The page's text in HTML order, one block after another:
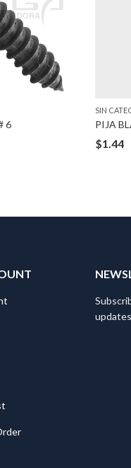
6
SIN
PIJA
$1.44